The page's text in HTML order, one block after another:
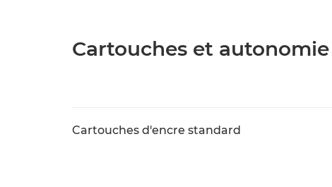
Cartouches et autonomie
Cartouches d'encre standard